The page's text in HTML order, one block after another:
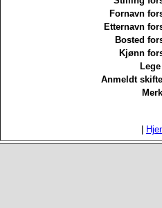
Fornavn
Etternavn
Bosted
Kjønn
Anmeldt